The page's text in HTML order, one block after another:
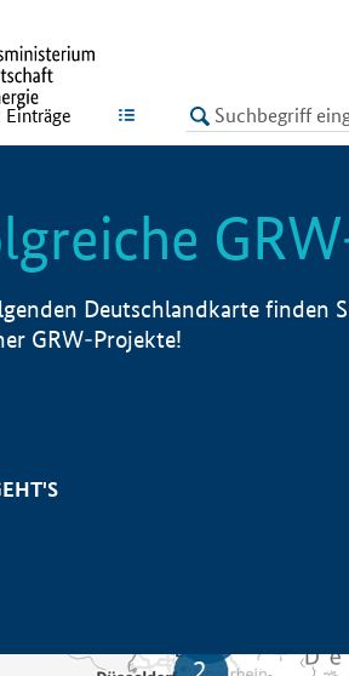
LISTE
Einträge
Deutschlandkarte finden
GRW-Projekte!